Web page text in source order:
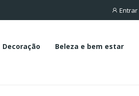
Entrar
Decoração
Beleza e bem estar